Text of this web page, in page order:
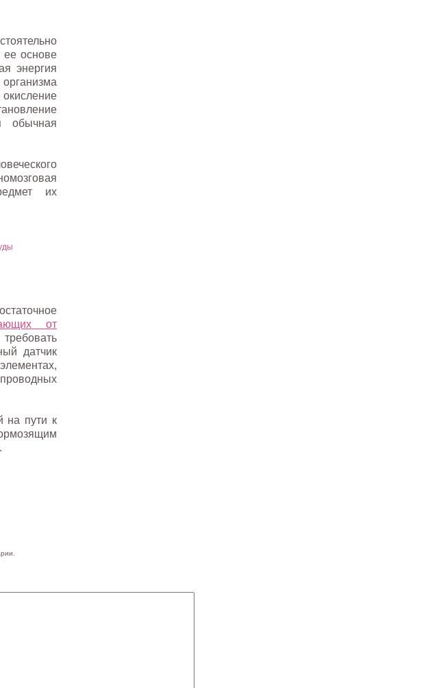
ее основе
энергия
обычная
их
от
датчик
на пути к